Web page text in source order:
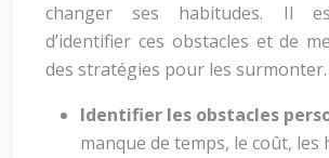
changer ses habitudes. Il
d’identifier ces obstacles et de
des stratégies pour les surmonter.
Identifier les obstacles
manque de temps, le coût, les